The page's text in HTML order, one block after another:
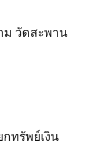
ม​ วัดสะพาน
ทรัพย์เงิน